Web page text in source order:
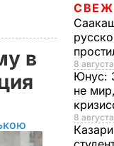
в
8
Юнус:
не
8